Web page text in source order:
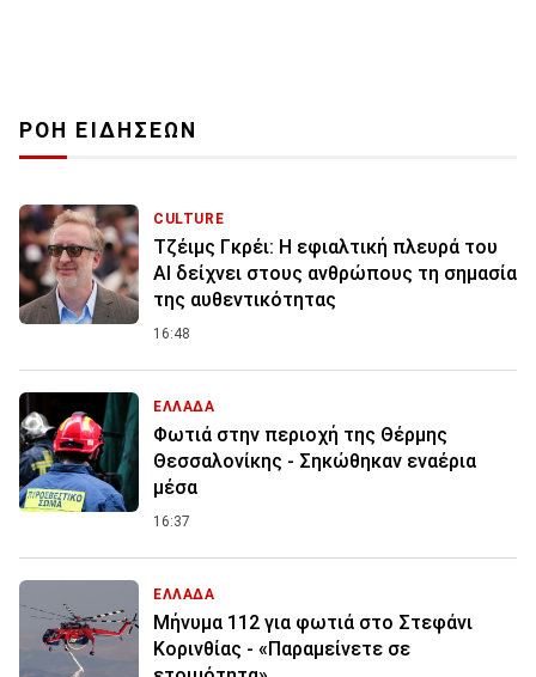
ΡΟΗ ΕΙΔΗΣΕΩΝ
CULTURE
Τζέιμς Γκρέι: H εφιαλτική πλευρά του
ΑI δείχνει στους ανθρώπους τη σημασία
της αυθεντικότητας
16:48
ΕΛΛΑΔΑ
Φωτιά στην περιοχή της Θέρμης
Θεσσαλονίκης - Σηκώθηκαν εναέρια
μέσα
16:37
ΕΛΛΑΔΑ
Μήνυμα 112 για φωτιά στο Στεφάνι
Κορινθίας - «Παραμείνετε σε